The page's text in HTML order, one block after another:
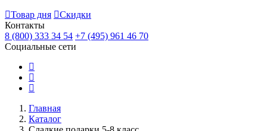
Товар дня
Скидки
Контакты
8 (800) 333 34 54 +7 (495) 961 46 70
Социальные сети
Главная
Каталог